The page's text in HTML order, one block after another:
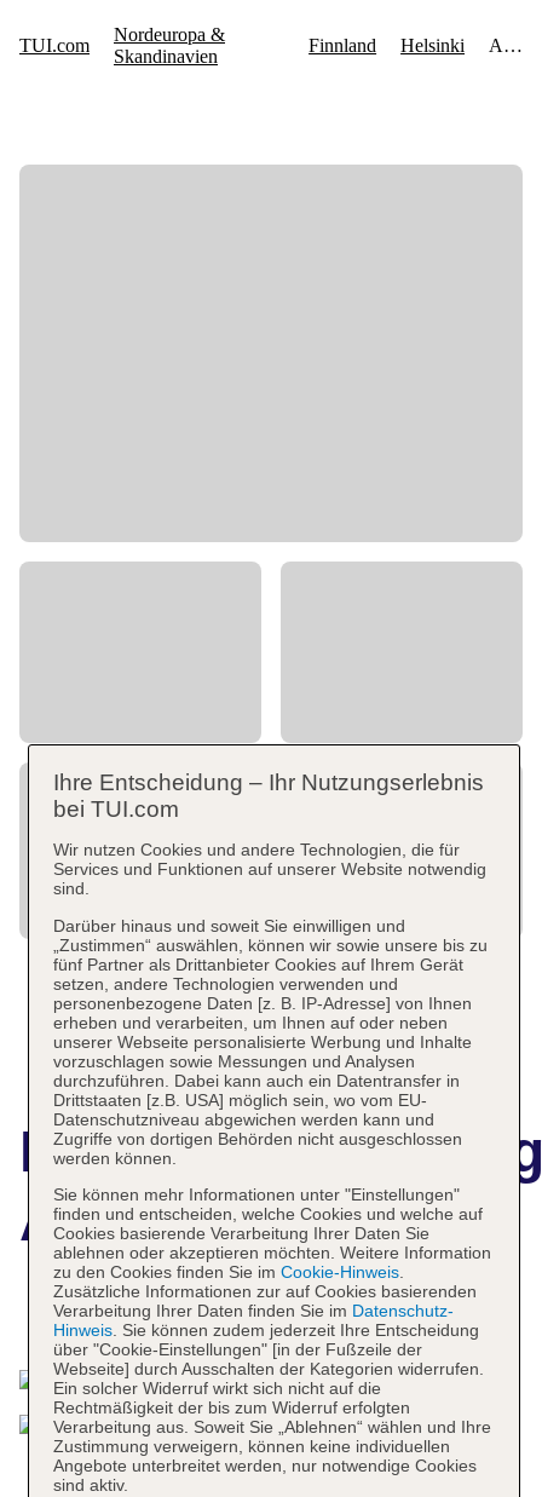
Anna
Das bietet Ihre Unterkunft
Ihre Entscheidung – Ihr Nutzungserlebnis
bei TUI.com
Wir nutzen Cookies und andere Technologien, die für
Services und Funktionen auf unserer Website notwendig
sind.
Darüber hinaus und soweit Sie einwilligen und
„Zustimmen“ auswählen, können wir sowie unsere bis zu
fünf Partner als Drittanbieter Cookies auf Ihrem Gerät
setzen, andere Technologien verwenden und
personenbezogene Daten [z. B. IP-Adresse] von Ihnen
erheben und verarbeiten, um Ihnen auf oder neben
unserer Webseite personalisierte Werbung und Inhalte
vorzuschlagen sowie Messungen und Analysen
durchzuführen. Dabei kann auch ein Datentransfer in
Drittstaaten [z.B. USA] möglich sein, wo vom EU-
Datenschutzniveau abgewichen werden kann und
Zugriffe von dortigen Behörden nicht ausgeschlossen
werden können.
Sie können mehr Informationen unter "Einstellungen"
finden und entscheiden, welche Cookies und welche auf
Cookies basierende Verarbeitung Ihrer Daten Sie
ablehnen oder akzeptieren möchten. Weitere Information
zu den Cookies finden Sie im Cookie-Hinweis.
Zusätzliche Informationen zur auf Cookies basierenden
Verarbeitung Ihrer Daten finden Sie im Datenschutz-
Hinweis. Sie können zudem jederzeit Ihre Entscheidung
über "Cookie-Einstellungen" [in der Fußzeile der
Webseite] durch Ausschalten der Kategorien widerrufen.
Ein solcher Widerruf wirkt sich nicht auf die
Rechtmäßigkeit der bis zum Widerruf erfolgten
Verarbeitung aus. Soweit Sie „Ablehnen“ wählen und Ihre
Zustimmung verweigern, können keine individuellen
Angebote unterbreitet werden, nur notwendige Cookies
sind aktiv.